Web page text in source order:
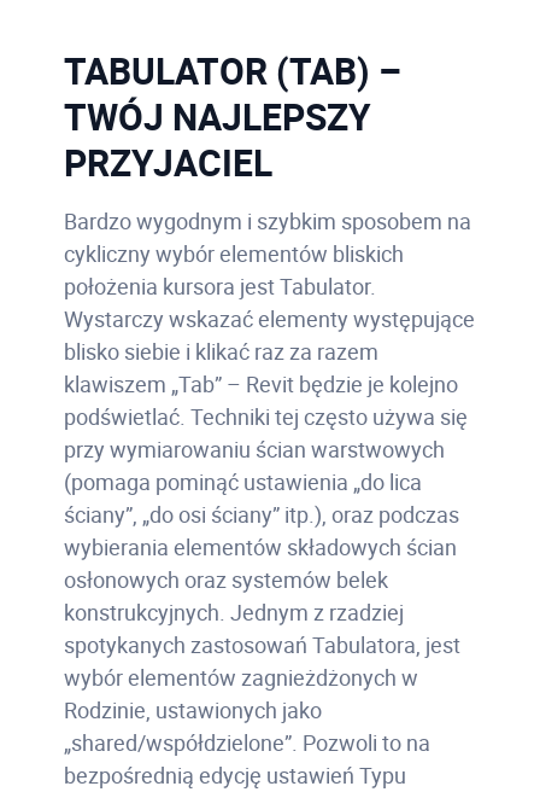
TABULATOR (TAB) –
TWÓJ NAJLEPSZY
PRZYJACIEL
Bardzo wygodnym i szybkim sposobem na
cykliczny wybór elementów bliskich
położenia kursora jest Tabulator.
Wystarczy wskazać elementy występujące
blisko siebie i klikać raz za razem
klawiszem „Tab” – Revit będzie je kolejno
podświetlać. Techniki tej często używa się
przy wymiarowaniu ścian warstwowych
(pomaga pominąć ustawienia „do lica
ściany”, „do osi ściany” itp.), oraz podczas
wybierania elementów składowych ścian
osłonowych oraz systemów belek
konstrukcyjnych. Jednym z rzadziej
spotykanych zastosowań Tabulatora, jest
wybór elementów zagnieżdżonych w
Rodzinie, ustawionych jako
„shared/współdzielone”. Pozwoli to na
bezpośrednią edycję ustawień Typu